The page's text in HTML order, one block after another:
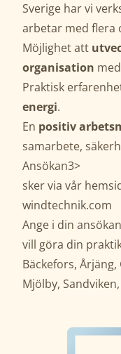
Sverige har vi
arbetar med flera
Möjlighet att
organisation
Praktisk
energi.
En positiv
samarbete,
Ansökan3>
sker via vår
windtechnik.com
Ange i din
vill göra din
Bäckefors,
Mjölby,